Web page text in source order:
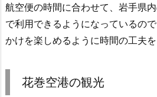
航空便の時間に合わせて、岩手県
で利用できるようになっているの
かけを楽しめるように時間の工夫を
花巻空港の観光